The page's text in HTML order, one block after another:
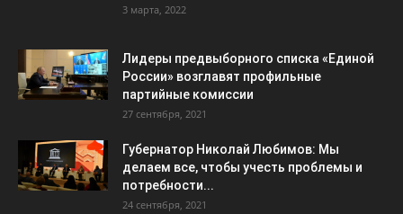
3 марта, 2022
Лидеры предвыборного списка «Единой
России» возглавят профильные
партийные комиссии
27 сентября, 2021
Губернатор Николай Любимов: Мы
делаем все, чтобы учесть проблемы и
потребности...
24 сентября, 2021